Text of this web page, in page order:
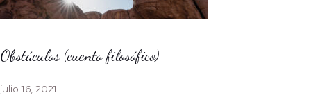
Obstáculos (cuento filosófico)
julio 16, 2021